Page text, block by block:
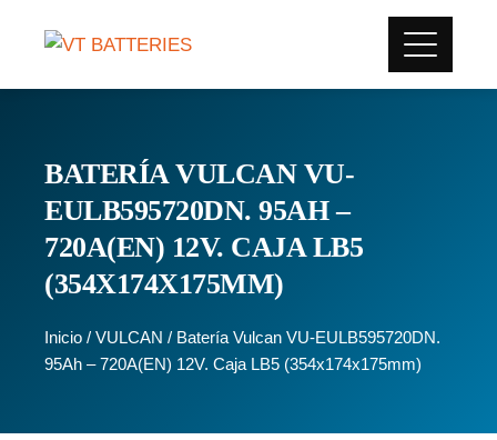
BATERÍA VULCAN VU-
EULB595720DN. 95AH –
720A(EN) 12V. CAJA LB5
(354X174X175MM)
Inicio / VULCAN / Batería Vulcan VU-EULB595720DN.
95Ah – 720A(EN) 12V. Caja LB5 (354x174x175mm)